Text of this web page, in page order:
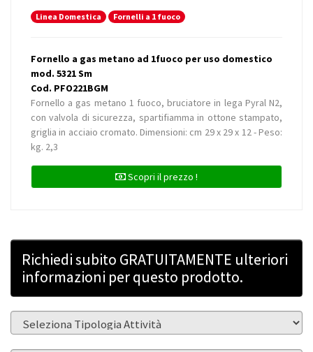
Linea Domestica Fornelli a 1 fuoco
Fornello a gas metano ad 1fuoco per uso domestico
mod. 5321 Sm
Cod. PFO221BGM
Fornello a gas metano 1 fuoco, bruciatore in lega Pyral N2,
con valvola di sicurezza, spartifiamma in ottone stampato,
griglia in acciaio cromato. Dimensioni: cm 29 x 29 x 12 - Peso:
kg. 2,3
Scopri il prezzo !
Richiedi subito GRATUITAMENTE ulteriori
informazioni per questo prodotto.